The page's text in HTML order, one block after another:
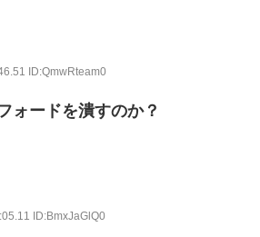
ID:QmwRteam0
ォードを潰すのか？
ID:BmxJaGlQ0